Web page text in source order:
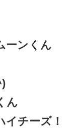
ーンくん
ん
チーズ！